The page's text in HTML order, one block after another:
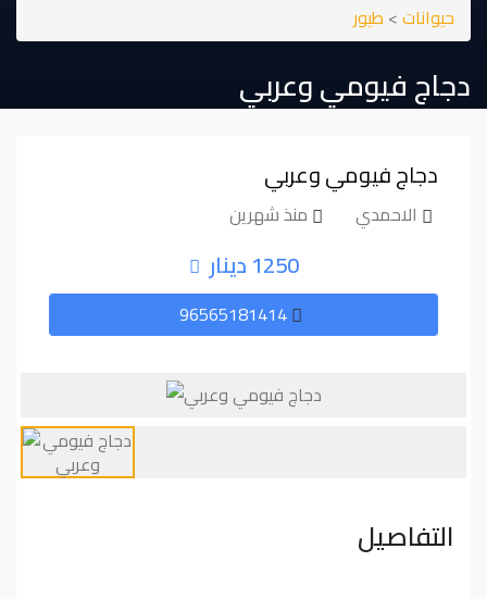
حيوانات> طيور
دجاج فيومي وعربي
دجاج فيومي وعربي
الاحمدي منذ شهرين
1250 دينار
التفاصيل